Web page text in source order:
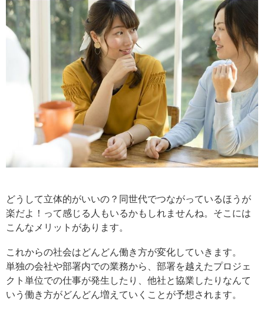
どうして立体的がいいの？同世代でつながっているほうが
楽だよ！って感じる人もいるかもしれませんね。そこには
こんなメリットがあります。
これからの社会はどんどん働き方が変化していきます。
単独の会社や部署内での業務から、部署を越えたプロジェ
クト単位での仕事が発生したり、他社と協業したりなんて
いう働き方がどんどん増えていくことが予想されます。